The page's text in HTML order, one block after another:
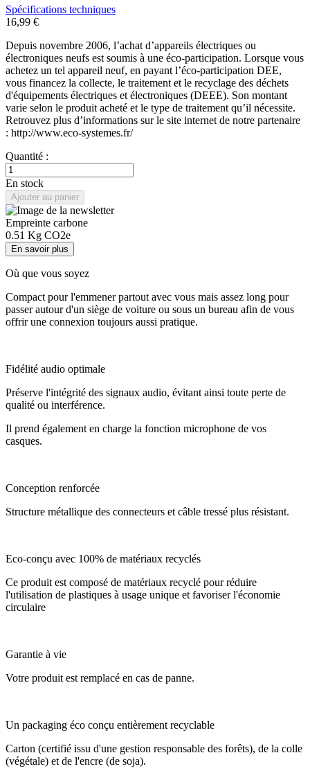
Spécifications techniques
16,99 €
Depuis novembre 2006, l’achat d’appareils électriques ou
électroniques neufs est soumis à une éco-participation. Lorsque vous
achetez un tel appareil neuf, en payant l’éco-participation DEE,
vous financez la collecte, le traitement et le recyclage des déchets
d'équipements électriques et électroniques (DEEE). Son montant
varie selon le produit acheté et le type de traitement qu’il nécessite.
Retrouvez plus d’informations sur le site internet de notre partenaire
: http://www.eco-systemes.fr/
Quantité :
En stock
Ajouter au panier
Empreinte carbone
0.51 Kg CO2e
En savoir plus
Où que vous soyez
Compact pour l'emmener partout avec vous mais assez long pour
passer autour d'un siège de voiture ou sous un bureau afin de vous
offrir une connexion toujours aussi pratique.
Fidélité audio optimale
Préserve l'intégrité des signaux audio, évitant ainsi toute perte de
qualité ou interférence.
Il prend également en charge la fonction microphone de vos
casques.
Conception renforcée
Structure métallique des connecteurs et câble tressé plus résistant.
Eco-conçu avec 100% de matériaux recyclés
Ce produit est composé de matériaux recyclé pour réduire
l'utilisation de plastiques à usage unique et favoriser l'économie
circulaire
Garantie à vie
Votre produit est remplacé en cas de panne.
Un packaging éco conçu entièrement recyclable
Carton (certifié issu d'une gestion responsable des forêts), de la colle
(végétale) et de l'encre (de soja).